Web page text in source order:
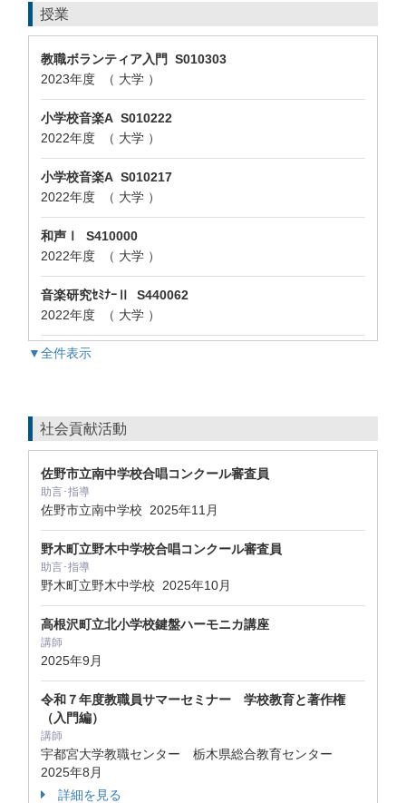
授業
教職ボランティア入門 S010303
2023年度 （ 大学 ）
小学校音楽A S010222
2022年度 （ 大学 ）
小学校音楽A S010217
2022年度 （ 大学 ）
和声Ⅰ S410000
2022年度 （ 大学 ）
音楽研究ｾﾐﾅｰⅡ S440062
2022年度 （ 大学 ）
▼全件表示
社会貢献活動
佐野市立南中学校合唱コンクール審査員
助言･指導
佐野市立南中学校 2025年11月
野木町立野木中学校合唱コンクール審査員
助言･指導
野木町立野木中学校 2025年10月
高根沢町立北小学校鍵盤ハーモニカ講座
講師
2025年9月
令和７年度教職員サマーセミナー 学校教育と著作権
（入門編）
講師
宇都宮大学教職センター 栃木県総合教育センター
2025年8月
詳細を見る